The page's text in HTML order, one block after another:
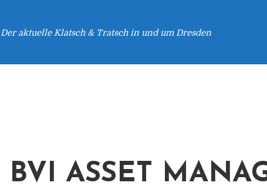
Der aktuelle Klatsch & Tratsch in und um Dresden
BVI ASSET